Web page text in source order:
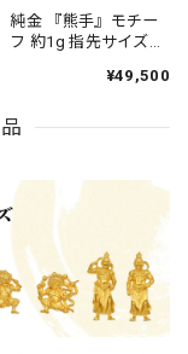
純金 『熊手』モチー
フ 約1g 指先サイズの
¥49,500